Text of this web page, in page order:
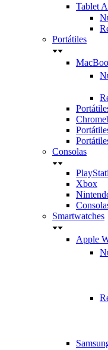
Tablet
Portátiles
Consolas
Xbox
Smartwatches
Apple